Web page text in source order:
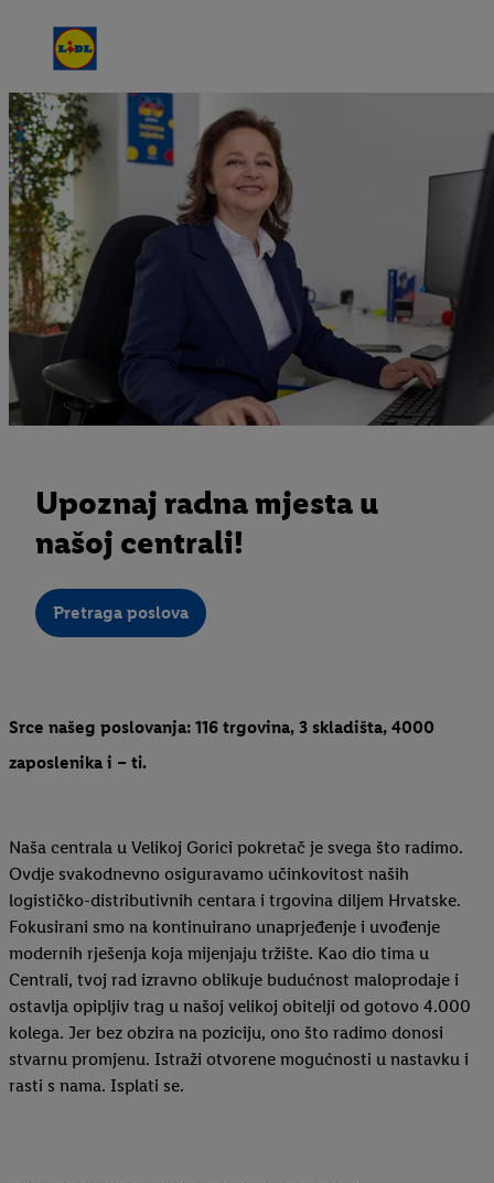
Upoznaj radna mjesta u
našoj centrali!
Pretraga poslova
Srce našeg poslovanja: 116 trgovina, 3 skladišta, 4000
zaposlenika i – ti.
Naša centrala u Velikoj Gorici pokretač je svega što radimo.
Ovdje svakodnevno osiguravamo učinkovitost naših
logističko-distributivnih centara i trgovina diljem Hrvatske.
Fokusirani smo na kontinuirano unaprjeđenje i uvođenje
modernih rješenja koja mijenjaju tržište. Kao dio tima u
Centrali, tvoj rad izravno oblikuje budućnost maloprodaje i
ostavlja opipljiv trag u našoj velikoj obitelji od gotovo 4.000
kolega. Jer bez obzira na poziciju, ono što radimo donosi
stvarnu promjenu. Istraži otvorene mogućnosti u nastavku i
rasti s nama. Isplati se.